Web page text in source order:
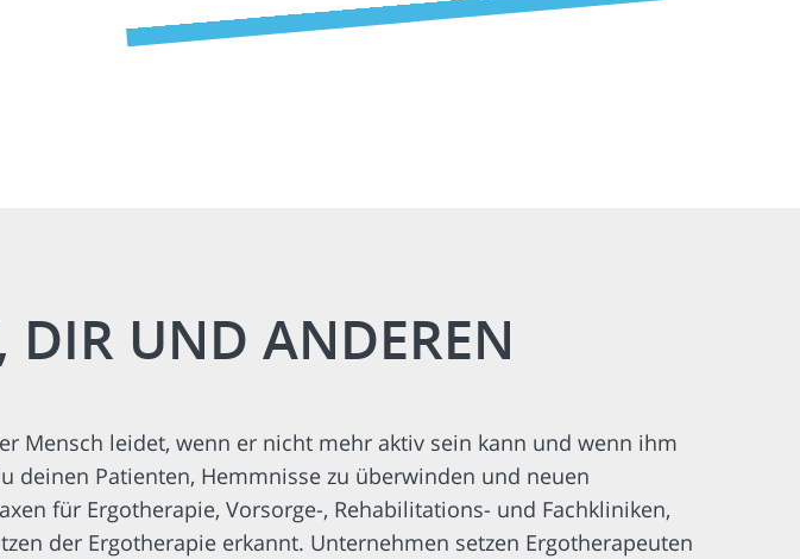
DIR UND ANDEREN
Mensch leidet, wenn er nicht mehr aktiv sein kann und wenn ihm
deinen Patienten, Hemmnisse zu überwinden und neuen
für Ergotherapie, Vorsorge-, Rehabilitations- und Fachkliniken,
der Ergotherapie erkannt. Unternehmen setzen Ergotherapeuten